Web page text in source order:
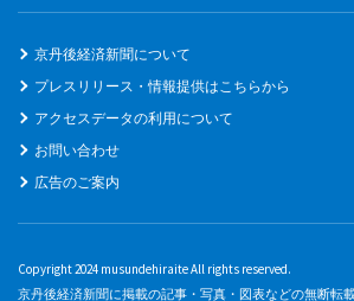
京丹後経済新聞について
プレスリリース・情報提供はこちらから
アクセスデータの利用について
お問い合わせ
広告のご案内
Copyright 2024 musundehiraite All rights reserved.
京丹後経済新聞に掲載の記事・写真・図表などの無断転